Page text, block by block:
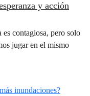
y acción
contagiosa, pero solo
jugar en el mismo